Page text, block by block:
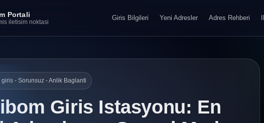
Portali
iletisim noktasi
Giris Bilgileri Yeni Adresler Adres Rehberi
- Sorunsuz - Anlik Baglanti
Giris Istasyonu: En